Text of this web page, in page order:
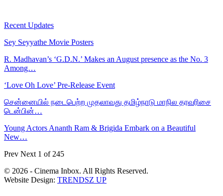
Recent Updates
Sey Seyyathe Movie Posters
R. Madhavan’s ‘G.D.N.’ Makes an August presence as the No. 3
Among…
‘Love Oh Love’ Pre-Release Event
சென்னையில் நடைபெற்ற முதலாவது தமிழ்நாடு மாநில தரவரிசை
டென்பின்…
Young Actors Ananth Ram & Brigida Embark on a Beautiful
New…
Prev Next 1 of 245
© 2026 - Cinema Inbox. All Rights Reserved.
Website Design: TRENDSZ UP